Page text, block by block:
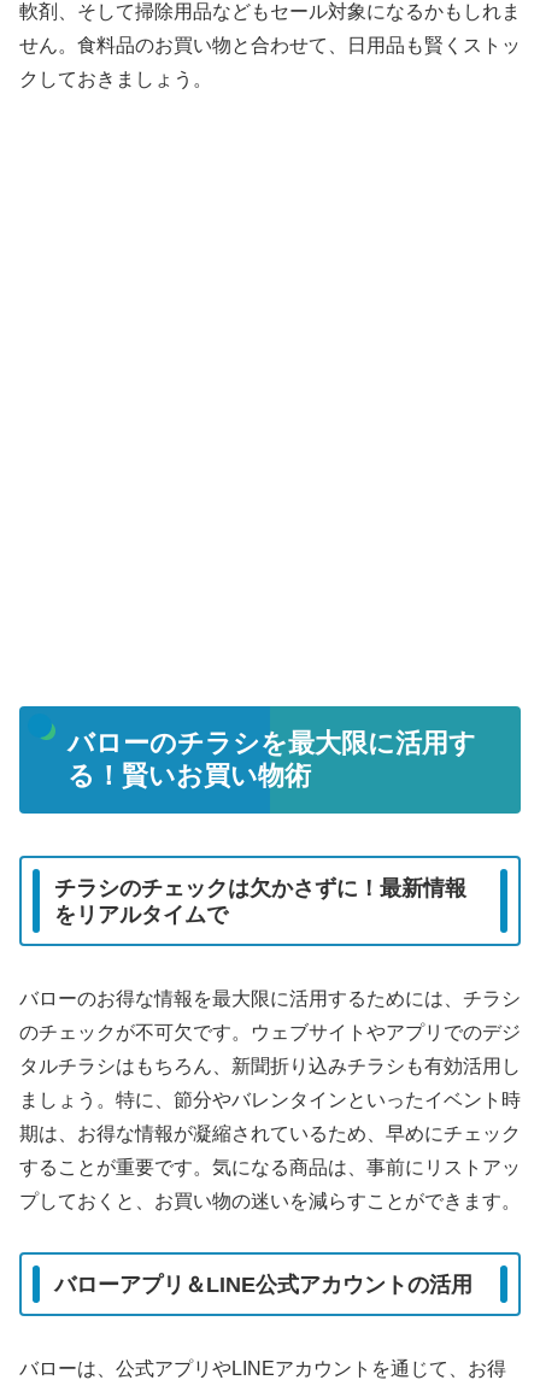
軟剤、そして掃除用品などもセール対象になるかもしれま
せん。食料品のお買い物と合わせて、日用品も賢くストッ
クしておきましょう。
バローのチラシを最大限に活用す
る！賢いお買い物術
チラシのチェックは欠かさずに！最新情報
をリアルタイムで
バローのお得な情報を最大限に活用するためには、チラシ
のチェックが不可欠です。ウェブサイトやアプリでのデジ
タルチラシはもちろん、新聞折り込みチラシも有効活用し
ましょう。特に、節分やバレンタインといったイベント時
期は、お得な情報が凝縮されているため、早めにチェック
することが重要です。気になる商品は、事前にリストアッ
プしておくと、お買い物の迷いを減らすことができます。
バローアプリ＆LINE公式アカウントの活用
バローは、公式アプリやLINEアカウントを通じて、お得